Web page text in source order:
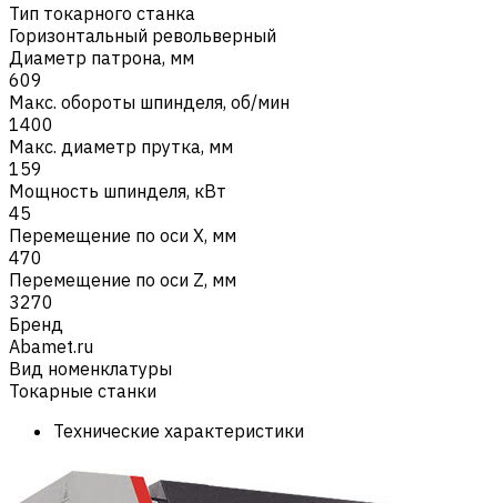
Тип токарного станка
Горизонтальный револьверный
Диаметр патрона, мм
609
Макс. обороты шпинделя, об/мин
1400
Макс. диаметр прутка, мм
159
Мощность шпинделя, кВт
45
Перемещение по оси X, мм
470
Перемещение по оси Z, мм
3270
Бренд
Abamet.ru
Вид номенклатуры
Токарные станки
Технические характеристики